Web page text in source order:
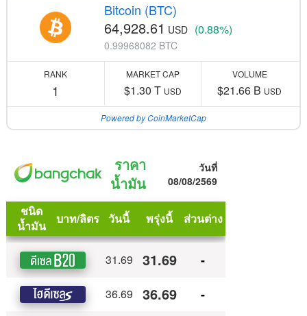
Bitcoin (BTC)
64,928.61 USD (0.88%)
0.99968082 BTC
RANK
1
MARKET CAP
$1.30 T USD
VOLUME
$21.66 B USD
Powered by CoinMarketCap